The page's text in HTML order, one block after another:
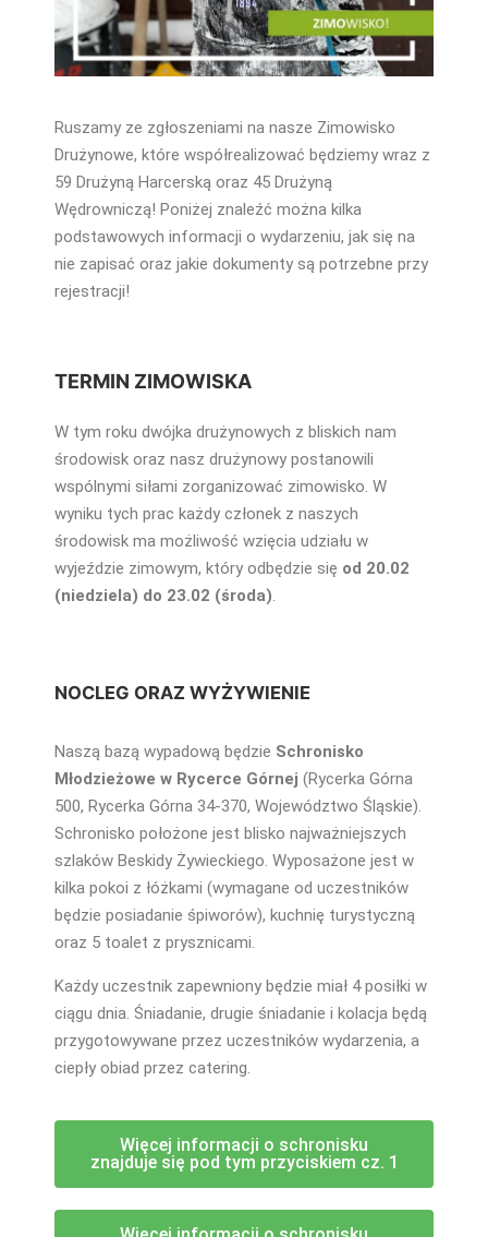
Ruszamy ze zgłoszeniami na nasze Zimowisko
Drużynowe, które współrealizować będziemy wraz z
59 Drużyną Harcerską oraz 45 Drużyną
Wędrowniczą! Poniżej znaleźć można kilka
podstawowych informacji o wydarzeniu, jak się na
nie zapisać oraz jakie dokumenty są potrzebne przy
rejestracji!
TERMIN ZIMOWISKA
W tym roku dwójka drużynowych z bliskich nam
środowisk oraz nasz drużynowy postanowili
wspólnymi siłami zorganizować zimowisko. W
wyniku tych prac każdy członek z naszych
środowisk ma możliwość wzięcia udziału w
wyjeździe zimowym, który odbędzie się od 20.02
(niedziela) do 23.02 (środa).
NOCLEG ORAZ WYŻYWIENIE
Naszą bazą wypadową będzie Schronisko
Młodzieżowe w Rycerce Górnej (Rycerka Górna
500, Rycerka Górna 34-370, Województwo Śląskie).
Schronisko położone jest blisko najważniejszych
szlaków Beskidy Żywieckiego. Wyposażone jest w
kilka pokoi z łóżkami (wymagane od uczestników
będzie posiadanie śpiworów), kuchnię turystyczną
oraz 5 toalet z prysznicami.
Każdy uczestnik zapewniony będzie miał 4 posiłki w
ciągu dnia. Śniadanie, drugie śniadanie i kolacja będą
przygotowywane przez uczestników wydarzenia, a
ciepły obiad przez catering.
Więcej informacji o schronisku
znajduje się pod tym przyciskiem cz. 1